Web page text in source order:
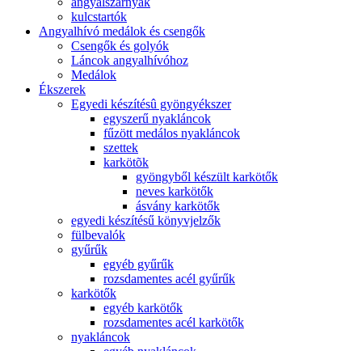
kulcstartók
Angyalhívó medálok és csengők
Csengők és golyók
Láncok angyalhívóhoz
Medálok
Ékszerek
Egyedi készítésû gyöngyékszer
egyszerű nyakláncok
fűzött medálos nyakláncok
szettek
karkötõk
gyöngyből készült karkötők
neves karkötők
ásvány karkötők
egyedi készítésű könyvjelzők
fülbevalók
gyűrűk
egyéb gyűrűk
rozsdamentes acél gyűrűk
karkötők
egyéb karkötők
rozsdamentes acél karkötők
nyakláncok